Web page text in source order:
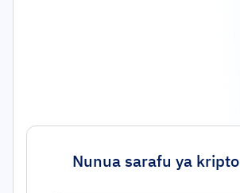
Nunua sarafu ya kripto